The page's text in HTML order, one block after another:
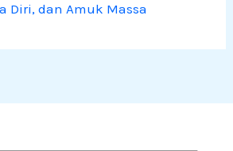
Diri, dan Amuk Massa